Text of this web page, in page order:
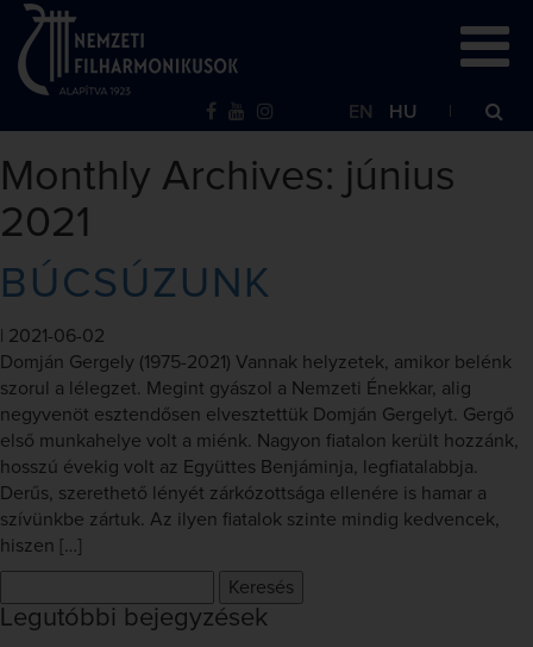
EN HU
Monthly Archives: június
2021
BÚCSÚZUNK
2021-06-02
Domján Gergely (1975-2021) Vannak helyzetek, amikor belénk
szorul a lélegzet. Megint gyászol a Nemzeti Énekkar, alig
negyvenöt esztendősen elvesztettük Domján Gergelyt. Gergő
első munkahelye volt a miénk. Nagyon fiatalon került hozzánk,
hosszú évekig volt az Együttes Benjáminja, legfiatalabbja.
Derűs, szerethető lényét zárkózottsága ellenére is hamar a
szívünkbe zártuk. Az ilyen fiatalok szinte mindig kedvencek,
hiszen […]
Legutóbbi bejegyzések